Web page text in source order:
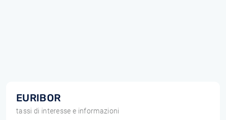
EURIBOR
tassi di interesse e informazioni